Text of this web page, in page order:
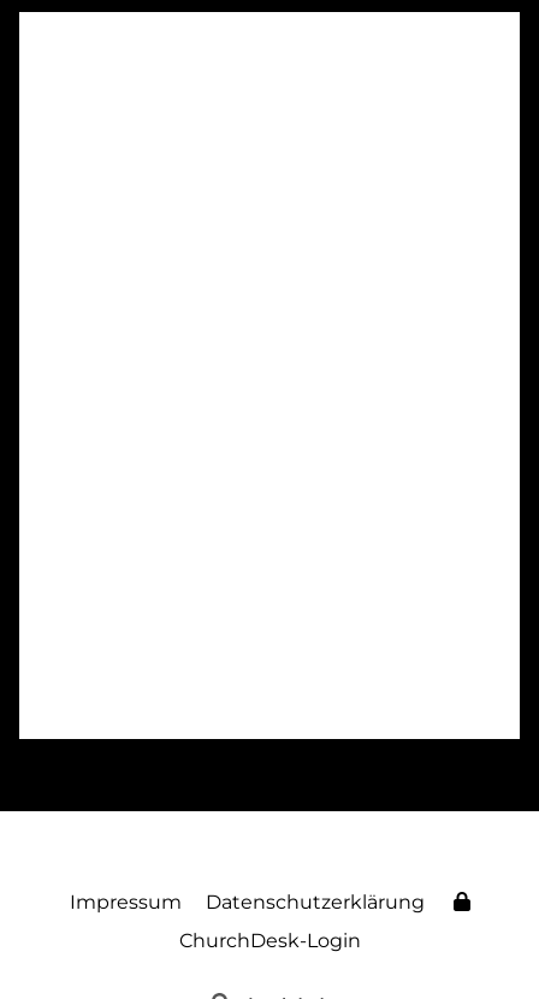
Impressum
Datenschutzerklärung
ChurchDesk-Login